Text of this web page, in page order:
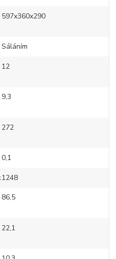
597x360x290
Sáláním
12
9,3
272
0,1
1248
86,5
22,1